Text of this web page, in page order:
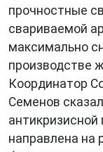
прочностные
свариваемой
максимально
производстве
Координатор
Семенов
направлена на